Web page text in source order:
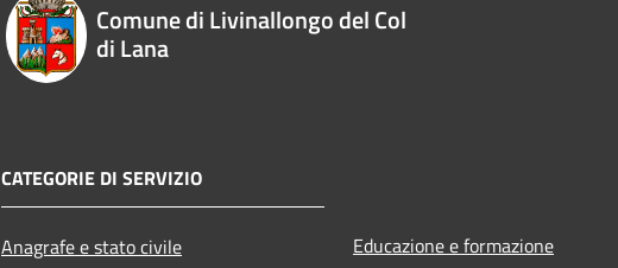
Comune di Livinallongo del Col
di Lana
CATEGORIE DI SERVIZIO
Anagrafe e stato civile
Educazione e formazione